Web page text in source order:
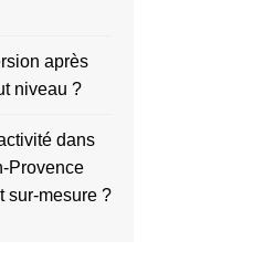
après
niveau ?
dans
Provence
sur-mesure ?